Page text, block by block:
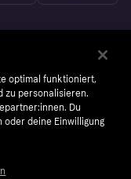
optimal funktioniert,
zu personalisieren.
Du
deine Einwilligung